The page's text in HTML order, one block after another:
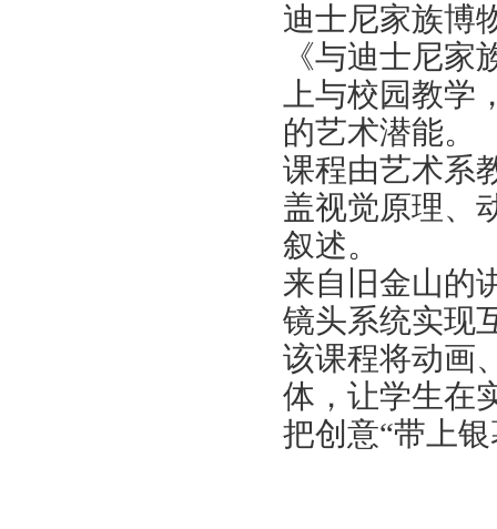
迪士尼家族博
《与迪士尼
上与校园教
的艺术潜能。
课程由艺术系
盖视觉原理、
叙述。
来自旧金山的
镜头系统实现
该课程将动画
体，让学生在
把创意“带上银